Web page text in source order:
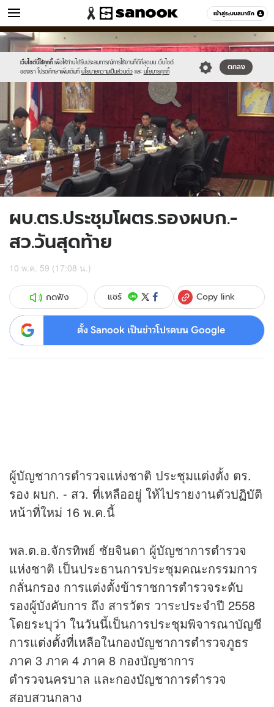
เข้าสู่ระบบสมาชิก
ข่าว หมวดอื่นๆ
เว็บไซต์นี้ใช้คุกกี้ เพื่อให้ท่านได้รับประสบการณ์การใช้งานที่ดีที่สุดบน เว็บไซต์
ของเรา โปรดศึกษาเพิ่มเติมที่ นโยบายความเป็นส่วนตัว และ นโยบายคุกกี้
ตกลง
Sanook
//s.isanook.com/sr/0/images/logo-
new-
sanook.png
600
60
//s.isanook.com/ns/0/ud/398/1992958/697809-
01.jpg
ผบ.ตร.ประชุมโผตร.รองผบก.-
สว.วันสุดท้าย
10 พ.ค. 59 (17:08 น.)
กดฟัง แชร์ Copy link
ตั้ง Sanook เป็นข่าวโปรดบน Google
ผู้บัญชาการตำรวจแห่งชาติ ประชุมแต่งตั้ง ตร.
รอง ผบก. - สว. ที่เหลืออยู่ ให้ไปรายงานตัวปฏิบัติ
หน้าที่ใหม่ 16 พ.ค.นี้
พล.ต.อ.จักรทิพย์ ชัยจินดา ผู้บัญชาการตำรวจ
แห่งชาติ เป็นประธานการประชุมคณะกรรมการ
กลั่นกรอง การแต่งตั้งข้าราชการตำรวจระดับ
รองผู้บังคับการ ถึง สารวัตร วาระประจำปี 2558
โดยระบุว่า ในวันนี้เป็นการประชุมพิจารณาบัญชี
การแต่งตั้งที่เหลือในกองบัญชาการตำรวจภูธร
ภาค 3 ภาค 4 ภาค 8 กองบัญชาการ
ตำรวจนครบาล และกองบัญชาการตำรวจ
สอบสวนกลาง